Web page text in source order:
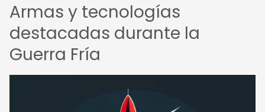
Armas y tecnologías
destacadas durante la
Guerra Fría